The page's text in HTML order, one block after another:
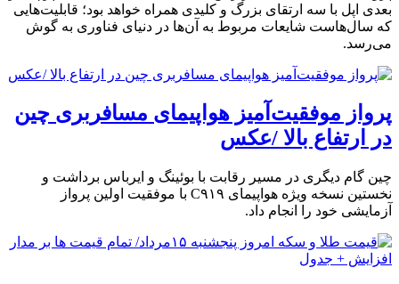
بعدی اپل با سه ارتقای بزرگ و کلیدی همراه خواهد بود؛ قابلیت‌هایی
که سال‌هاست شایعات مربوط به آن‌ها در دنیای فناوری به گوش
می‌رسد.
پرواز موفقیت‌آمیز هواپیمای مسافربری چین
در ارتفاع بالا /عکس
چین گام دیگری در مسیر رقابت با بوئینگ و ایرباس برداشت و
نخستین نسخه ویژه هواپیمای C۹۱۹ با موفقیت اولین پرواز
آزمایشی خود را انجام داد.